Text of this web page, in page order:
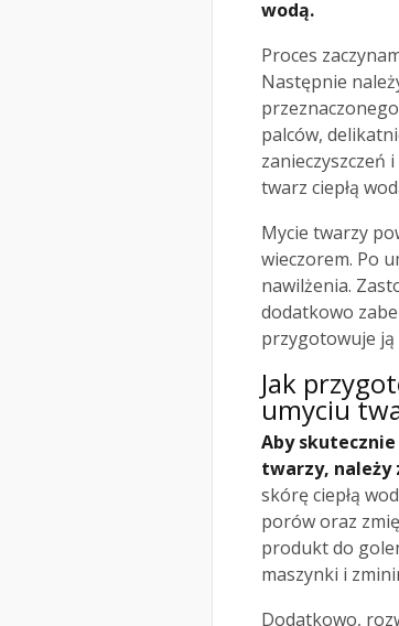
wodą.
Proces
Następnie
palców,
zanieczyszczeń
twarz ciepłą
Mycie twarzy
wieczorem. Po
nawilżenia.
dodatkowo
przygotowuje ją
Jak
umyciu
Aby
twarzy, należy
skórę ciepłą
porów oraz
produkt do
maszynki i
Dodatkowo,